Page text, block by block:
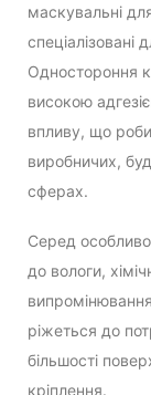
маскувальні
Одностороння
високою
впливу, що
виробничих,
сферах.
Серед
до вологи,
ріжеться до
більшості
кріплення.